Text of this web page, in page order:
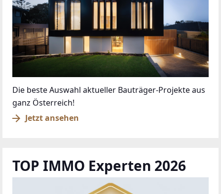
Die beste Auswahl aktueller Bauträger-Projekte aus
ganz Österreich!
Jetzt ansehen
TOP IMMO Experten 2026